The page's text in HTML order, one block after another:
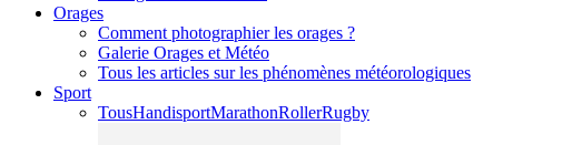
Orages
Comment photographier les orages ?
Galerie Orages et Météo
Tous les articles sur les phénomènes météorologiques
Sport
TousHandisportMarathonRollerRugby